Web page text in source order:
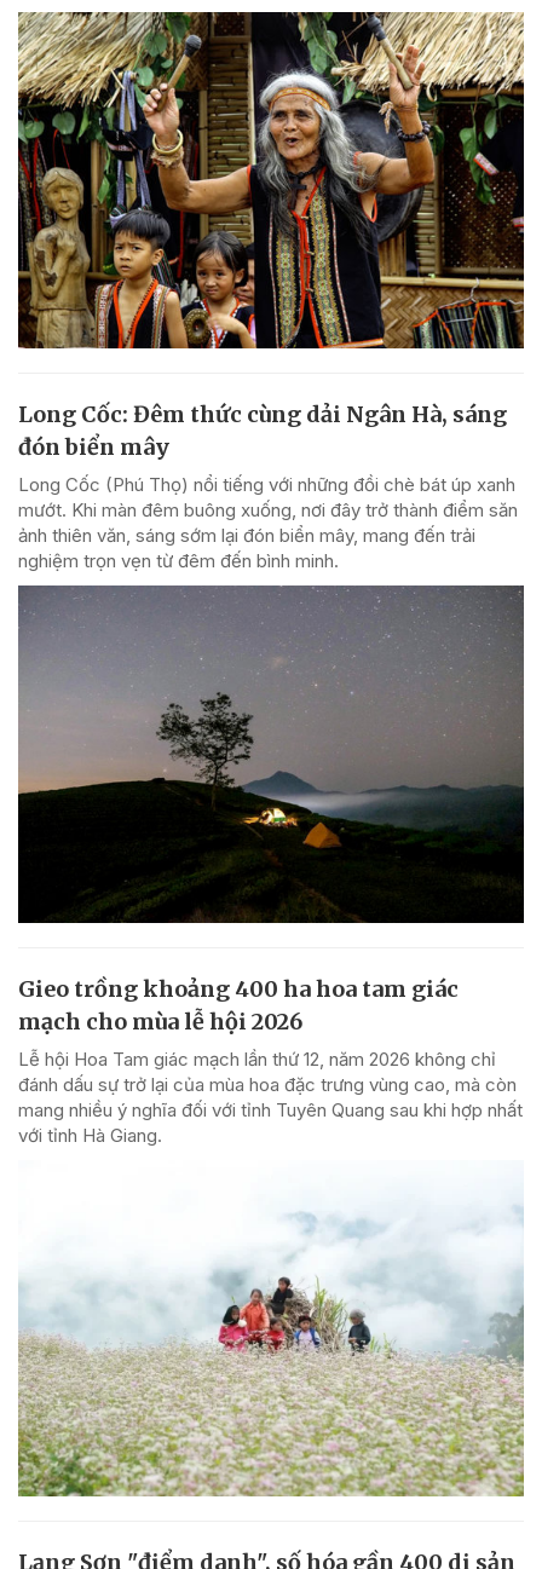
Long Cốc: Đêm thức cùng dải Ngân Hà, sáng
đón biển mây
Long Cốc (Phú Thọ) nổi tiếng với những đồi chè bát úp xanh
mướt. Khi màn đêm buông xuống, nơi đây trở thành điểm săn
ảnh thiên văn, sáng sớm lại đón biển mây, mang đến trải
nghiệm trọn vẹn từ đêm đến bình minh.
Gieo trồng khoảng 400 ha hoa tam giác
mạch cho mùa lễ hội 2026
Lễ hội Hoa Tam giác mạch lần thứ 12, năm 2026 không chỉ
đánh dấu sự trở lại của mùa hoa đặc trưng vùng cao, mà còn
mang nhiều ý nghĩa đối với tỉnh Tuyên Quang sau khi hợp nhất
với tỉnh Hà Giang.
Lạng Sơn "điểm danh", số hóa gần 400 di sản